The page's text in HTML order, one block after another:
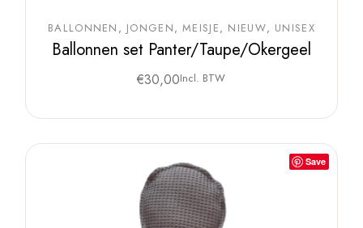
BALLONNEN JONGEN MEISJE NIEUW UNISEX
Ballonnen set Panter/Taupe/Okergeel
€30,00Incl. BTW
Save